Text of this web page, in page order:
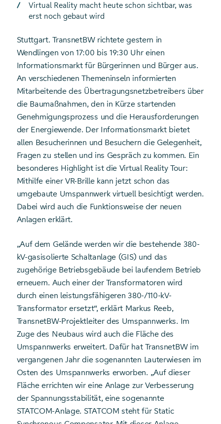
Virtual Reality macht heute schon sichtbar, was
erst noch gebaut wird
Stuttgart. TransnetBW richtete gestern in
Wendlingen von 17:00 bis 19:30 Uhr einen
Informationsmarkt für Bürgerinnen und Bürger aus.
An verschiedenen Themeninseln informierten
Mitarbeitende des Übertragungsnetzbetreibers über
die Baumaßnahmen, den in Kürze startenden
Genehmigungsprozess und die Herausforderungen
der Energiewende. Der Informationsmarkt bietet
allen Besucherinnen und Besuchern die Gelegenheit,
Fragen zu stellen und ins Gespräch zu kommen. Ein
besonderes Highlight ist die Virtual Reality Tour:
Mithilfe einer VR-Brille kann jetzt schon das
umgebaute Umspannwerk virtuell besichtigt werden.
Dabei wird auch die Funktionsweise der neuen
Anlagen erklärt.
„Auf dem Gelände werden wir die bestehende 380-
kV-gasisolierte Schaltanlage (GIS) und das
zugehörige Betriebsgebäude bei laufendem Betrieb
erneuern. Auch einer der Transformatoren wird
durch einen leistungsfähigeren 380-/110-kV-
Transformator ersetzt“, erklärt Markus Reeb,
TransnetBW-Projektleiter des Umspannwerks. Im
Zuge des Neubaus wird auch die Fläche des
Umspannwerks erweitert. Dafür hat TransnetBW im
vergangenen Jahr die sogenannten Lauterwiesen im
Osten des Umspannwerks erworben. „Auf dieser
Fläche errichten wir eine Anlage zur Verbesserung
der Spannungsstabilität, eine sogenannte
STATCOM-Anlage. STATCOM steht für Static